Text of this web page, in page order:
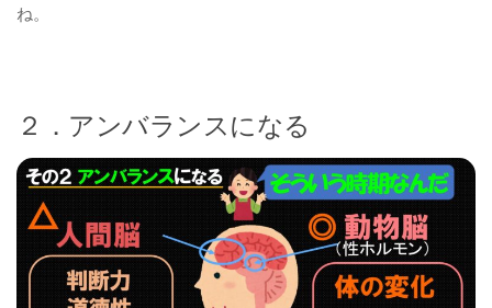
ね。
２．アンバランスになる